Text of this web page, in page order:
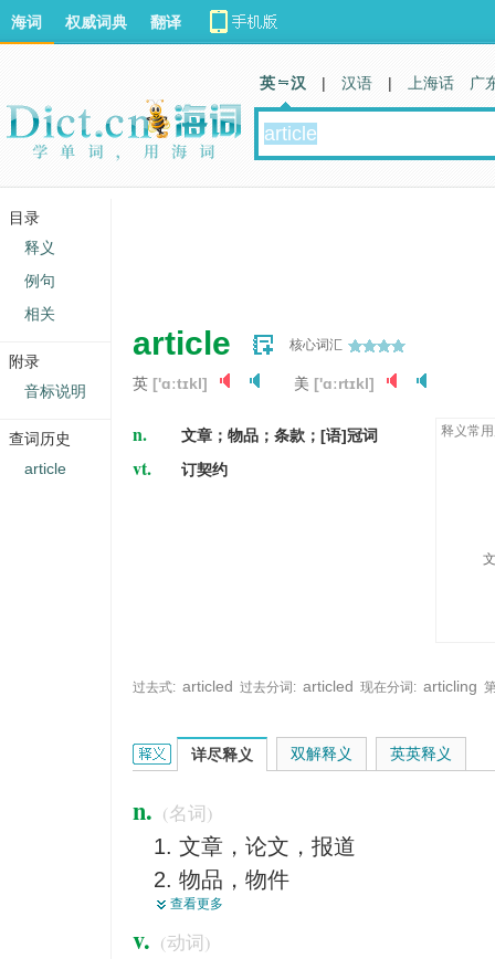
article 核心词汇
英 ['ɑːtɪkl] 美 ['ɑːrtɪkl]
n. 文章；物品；条款；[语]冠词
vt. 订契约
释义常
过去式: articled 过去分词: articled 现在分词: articling
article的英文翻译是什么意思，词典释义与在线翻译
详尽释义
n. (名词)
文章，论文，报道
物品，物件
【语法】冠词
条款，条文，项目，项
查看更多
v. (动词)
双解释义 英英释义
海词 权威词典 翻译
英 汉 | 汉语 | 上海话 广
目录
释义
例句
相关
附录
音标说明
查词历史
article